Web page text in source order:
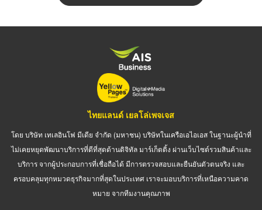
ไทยแลนด์ เยลโล่เพจเจส
โดย บริษัท เทเลอินโฟ มีเดีย จำกัด (มหาชน) บริษัทในเครือเอไอเอส ในฐานะผู้นำที่
ไม่เคยหยุดพัฒนาบริการที่ดีที่สุดด้านดิจิทัล มาร์เก็ตติ้ง ผ่านเว็บไซต์รวมสินค้าและ
บริการ จากผู้ประกอบการที่เชื่อถือได้ มีการตรวจสอบและยืนยันตัวตนจริง และ
ครอบคลุมทุกหมวดธุรกิจมากที่สุดในประเทศ เราจะมอบบริการที่เหนือความคาด
หมาย จากทีมงานคุณภาพ